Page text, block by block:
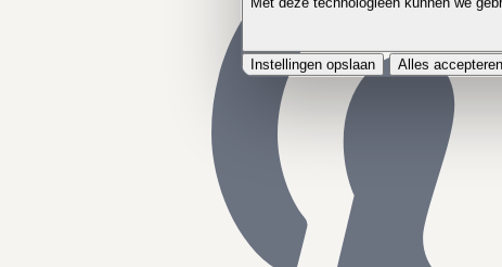
Instellingen opslaan Alles accepteren